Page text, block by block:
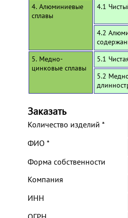
4. Алюминиевые
сплавы
4.1
4.2
5. Медно-
цинковые сплавы
5.1
5.2
Заказать
Количество изделий *
ФИО *
Форма собственности
Компания
ИНН